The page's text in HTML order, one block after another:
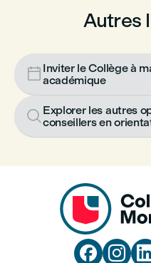
Autres
 Inviter le Collège à
académique
 Explorer les autres
conseillers en
  